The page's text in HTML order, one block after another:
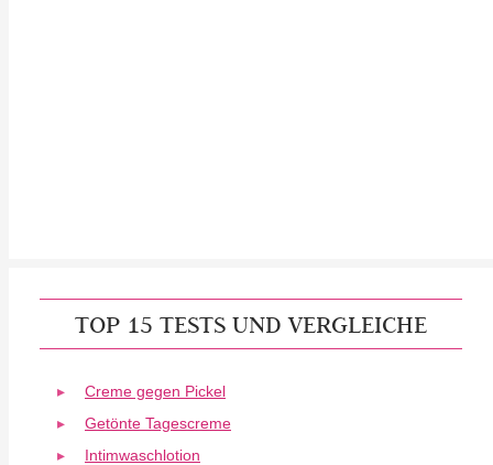
TOP 15 TESTS UND VERGLEICHE
Creme gegen Pickel
Getönte Tagescreme
Intimwaschlotion